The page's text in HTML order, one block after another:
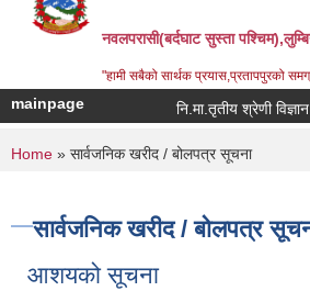
नवलपरासी(बर्दघाट सुस्ता
"हामी सबैको सार्थक प्रयास,प्रतापपुरको
mainpage नि.मा.तृतीय श्रेणी विज्ञान
You are here
Home » सार्वजनिक खरीद / बोलपत्र सूचना
सार्वजनिक खरीद / बोलपत्र
आशयको सूचना